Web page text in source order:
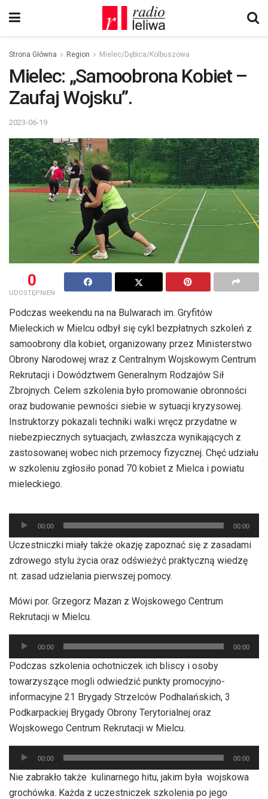
Strona Główna Region Mielec/Dębica/Kolbuszowa
Mielec: „Samoobrona Kobiet –
Zaufaj Wojsku”.
2023-06-19
0
UDOSTĘPNIEŃ
Podczas weekendu na na Bulwarach im. Gryfitów
Mieleckich w Mielcu odbył się cykl bezpłatnych szkoleń z
samoobrony dla kobiet, organizowany przez Ministerstwo
Obrony Narodowej wraz z Centralnym Wojskowym Centrum
Rekrutacji i Dowództwem Generalnym Rodzajów Sił
Zbrojnych. Celem szkolenia było promowanie obronności
oraz budowanie pewności siebie w sytuacji kryzysowej.
Instruktorzy pokazali techniki walki wręcz przydatne w
niebezpiecznych sytuacjach, zwłaszcza wynikających z
zastosowanej wobec nich przemocy fizycznej. Chęć udziału
w szkoleniu zgłosiło ponad 70 kobiet z Mielca i powiatu
mieleckiego.
Odtwarzacz
plików
dźwiękowych
00:00 00:00
Uczestniczki miały także okazję zapoznać się z zasadami
zdrowego stylu życia oraz odświeżyć praktyczną wiedzę
nt. zasad udzielania pierwszej pomocy.
Mówi por. Grzegorz Mazan z Wojskowego Centrum
Rekrutacji w Mielcu.
Odtwarzacz
plików
dźwiękowych
00:00 00:00
Podczas szkolenia ochotniczek ich bliscy i osoby
towarzyszące mogli odwiedzić punkty promocyjno-
informacyjne 21 Brygady Strzelców Podhalańskich, 3
Podkarpackiej Brygady Obrony Terytorialnej oraz
Wojskowego Centrum Rekrutacji w Mielcu.
Odtwarzacz
plików
dźwiękowych
00:00 00:00
Nie zabrakło także kulinarnego hitu, jakim była wojskowa
grochówka. Każda z uczestniczek szkolenia po jego